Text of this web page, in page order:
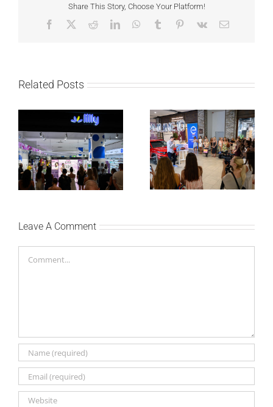
Share This Story, Choose Your Platform!
Facebook RedditLinkedInWhatsApp
Tumblr Pinterest
Vk Email
Related Posts
Lilly Drogerie i L’Oréal
Paris Elseve na
Festivalu nege kose
predstavili Collagen
Lifter liniju i popuste do
30 odsto
Lilly Drogerie proslavile
10. online rođendan,
uručile automobil
Citroën C3 i najavile
saradnju sa
šampionkom Andreom
Leave A Comment